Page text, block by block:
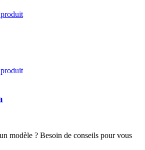
modèle ? Besoin de conseils pour vous